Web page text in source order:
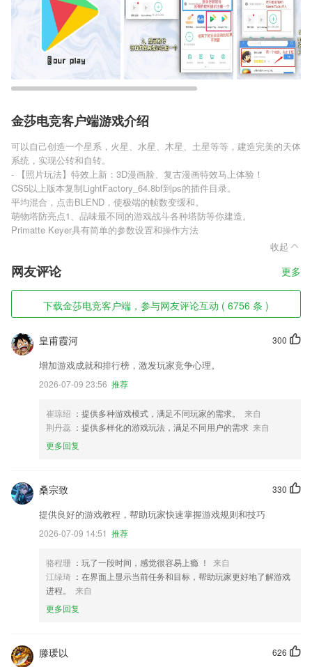
金莎电竞客户端游戏介绍
可以自己创造一个星系，火星、水星、木星、土星等等，建造完美的天体
系统，实现公转和自转。
- 【照片玩法】特效上新：3D漫画脸、复古漫画特效马上体验！
CS5以上版本复制LightFactory_64.8bf到ps的插件目录。
平均混合，点击BLEND，使极端的帧数变缓和。
萌物塔防亮点1、品味最不同的游戏战斗各种塔防等你建造。
Primatte Keyer具有简单的参数设置和操作方法
收起
网友评论 更多
下载金莎电竞客户端，参与网友评论互动 ( 6756 条 )
300
皇甫霞河
增加游戏成就和排行榜，激发玩家竞争心理。
2026-07-09 23:56 推荐
崔琼绍 ：提供多种游戏模式，满足不同玩家的需求。
来自
荆丹蕊 ：提供多样化的游戏玩法，满足不同用户的需求 来自
更多回复
330
桑宗致
提供良好的游戏教程，帮助玩家快速掌握游戏规则和技巧
2026-07-09 14:51 推荐
骆程珊 ：玩了一段时间，感觉很容易上瘾 ！
来自
江绿琦 ：在界面上显示当前任务和目标，帮助玩家更好地了解游戏
进程。
来自
更多回复
626
滕瑗以